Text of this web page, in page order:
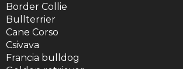
Border Collie
Bullterrier
Cane Corso
Csivava
Francia bulldog